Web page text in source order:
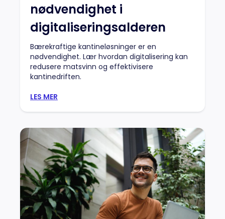
nødvendighet i
digitaliseringsalderen
Bærekraftige kantineløsninger er en
nødvendighet. Lær hvordan digitalisering kan
redusere matsvinn og effektivisere
kantinedriften.
LES MER